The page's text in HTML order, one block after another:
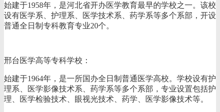
始建于1958年，是河北省开办医学教育最早的学校之一。该校
设有医学系、护理系、医学技术系、药学系等多个系部，开设
普通全日制专科教育专业20个。
‌邢台医学高等专科学校‌：
始建于1964年，是一所国办全日制普通医学高校。学校设有护
理系、医学影像技术系、药学系等多个系部，专业设置包括护
理、医学检验技术、眼视光技术、药学、医学影像技术等。